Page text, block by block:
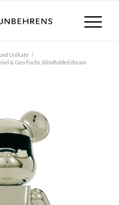
Unikate /
& Geo Fuchs, blindfolded dream